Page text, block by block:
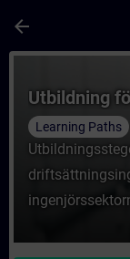
arrow_back
Corso -
Utbildning
Learning Paths